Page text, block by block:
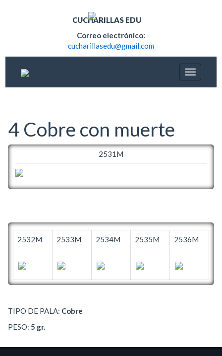
CUCHARILLAS EDU
Correo electrónico:
cucharillasedu@gmail.com
4 Cobre con muerte
2531M
2532M 2533M 2534M 2535M 2536M
TIPO DE PALA: Cobre
PESO: 5 gr.